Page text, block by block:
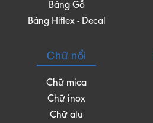
Bảng Gỗ
Bảng Hiflex - Decal
Chữ nổi
Chữ mica
Chữ inox
Chữ alu